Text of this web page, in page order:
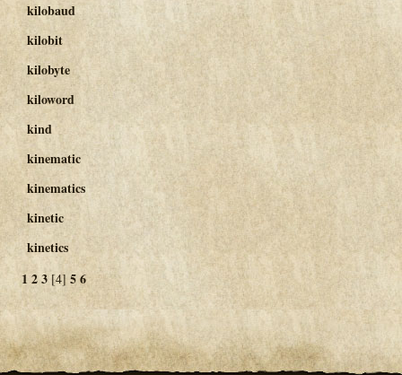
kilobaud
kilobit
kilobyte
kiloword
kind
kinematic
kinematics
kinetic
kinetics
1 23 [4] 56